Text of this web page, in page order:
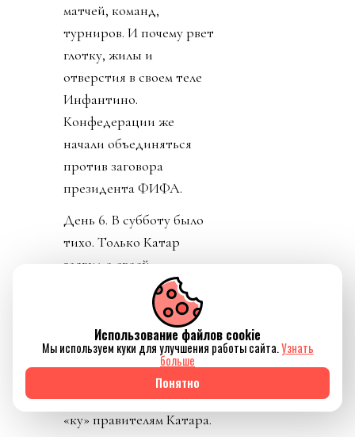
матчей, команд,
турниров. И почему рвет
глотку, жилы и
отверстия в своем теле
Инфантино.
Конфедерации же
начали объединяться
против заговора
президента ФИФА.
День 6. В субботу было
тихо. Только Катар
заявил о своей
поддержке Инфантино.
Напомню, шеф ФИФА и
чемпионат у них провел,
и на их джете летал по
всему свету, и лично
регулярно летал делать
«ку» правителям Катара.
Использование файлов cookie
Мы используем куки для улучшения работы сайта.Узнать
больше
Понятно